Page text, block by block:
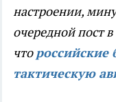
настроении,
очередной пост
что
тактическую